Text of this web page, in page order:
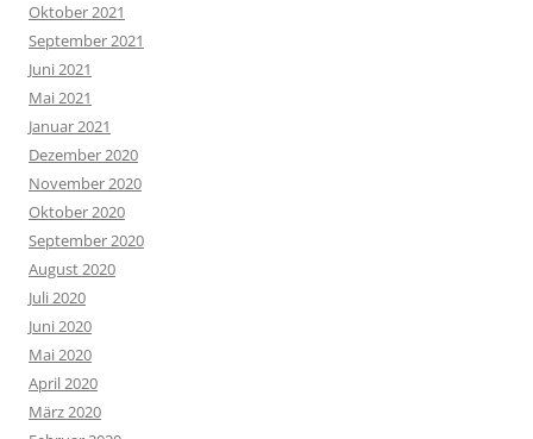
Oktober 2021
September 2021
Juni 2021
Mai 2021
Januar 2021
Dezember 2020
November 2020
Oktober 2020
September 2020
August 2020
Juli 2020
Juni 2020
Mai 2020
April 2020
März 2020